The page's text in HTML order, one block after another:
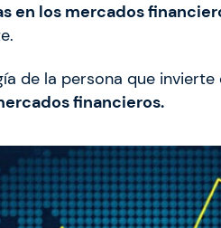
en los mercados
de la persona que invierte
financieros.